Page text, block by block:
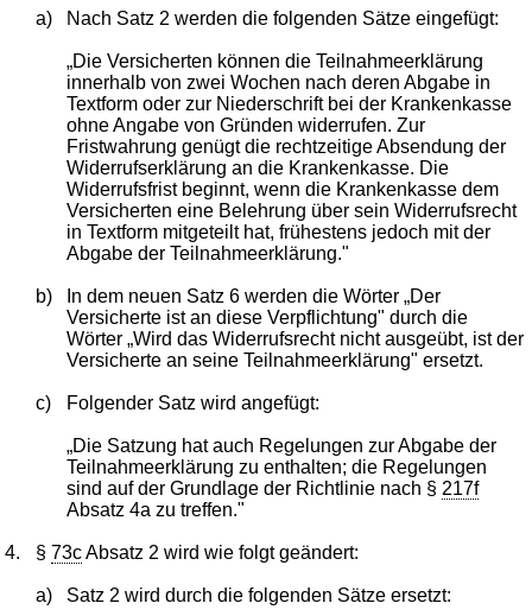
a) Nach Satz 2 werden die folgenden Sätze eingefügt:
„Die Versicherten können die Teilnahmeerklärung
innerhalb von zwei Wochen nach deren Abgabe in
Textform oder zur Niederschrift bei der Krankenkasse
ohne Angabe von Gründen widerrufen. Zur
Fristwahrung genügt die rechtzeitige Absendung der
Widerrufserklärung an die Krankenkasse. Die
Widerrufsfrist beginnt, wenn die Krankenkasse dem
Versicherten eine Belehrung über sein Widerrufsrecht
in Textform mitgeteilt hat, frühestens jedoch mit der
Abgabe der Teilnahmeerklärung."
b)
In dem neuen Satz 6 werden die Wörter „Der
Versicherte ist an diese Verpflichtung" durch die
Wörter „Wird das Widerrufsrecht nicht ausgeübt, ist der
Versicherte an seine Teilnahmeerklärung" ersetzt.
c) Folgender Satz wird angefügt:
„Die Satzung hat auch Regelungen zur Abgabe der
Teilnahmeerklärung zu enthalten; die Regelungen
sind auf der Grundlage der Richtlinie nach § 217f
Absatz 4a zu treffen."
4. §73cAbsatz 2 wird wie folgt geändert:
a) Satz 2 wird durch die folgenden Sätze ersetzt: